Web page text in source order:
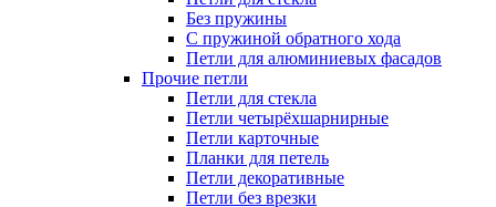
Без пружины
С пружиной обратного хода
Петли для алюминиевых фасадов
Прочие петли
Петли для стекла
Петли четырёхшарнирные
Петли карточные
Планки для петель
Петли декоративные
Петли без врезки